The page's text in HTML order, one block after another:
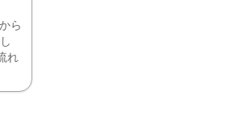
ら
れ